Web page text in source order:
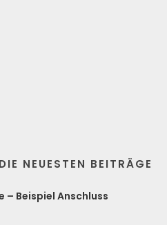
NEUESTEN BEITRÄGE
– Beispiel Anschluss